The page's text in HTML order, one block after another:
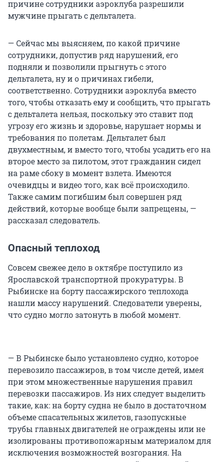
причине сотрудники аэроклуба разрешили
мужчине прыгать с дельталета.
— Сейчас мы выясняем, по какой причине
сотрудники, допустив ряд нарушений, его
подняли и позволили прыгнуть с этого
дельталета, ну и о причинах гибели,
соответственно. Сотрудники аэроклуба вместо
того, чтобы отказать ему и сообщить, что прыгать
с дельталета нельзя, поскольку это ставит под
угрозу его жизнь и здоровье, нарушает нормы и
требования по полетам. Дельталет был
двухместным, и вместо того, чтобы усадить его на
второе место за пилотом, этот гражданин сидел
на раме сбоку в момент взлета. Имеются
очевидцы и видео того, как всё происходило.
Также самим погибшим был совершен ряд
действий, которые вообще были запрещены, —
рассказал следователь.
Опасный теплоход
Совсем свежее дело в октябре поступило из
Ярославской транспортной прокуратуры. В
Рыбинске на борту пассажирского теплохода
нашли массу нарушений. Следователи уверены,
что судно могло затонуть в любой момент.
— В Рыбинске было установлено судно, которое
перевозило пассажиров, в том числе детей, имея
при этом множественные нарушения правил
перевозки пассажиров. Из них следует выделить
такие, как: на борту судна не было в достаточном
объеме спасательных жилетов, газопускные
трубы главных двигателей не ограждены или не
изолированы противопожарным материалом для
исключения возможностей возгорания. На